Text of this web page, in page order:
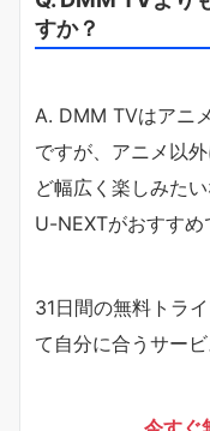
すか？
A. DMM TVはアニ
ですが、アニメ以
ど幅広く楽しみた
U-NEXTがおすすめ
31日間の無料トラ
て自分に合うサー